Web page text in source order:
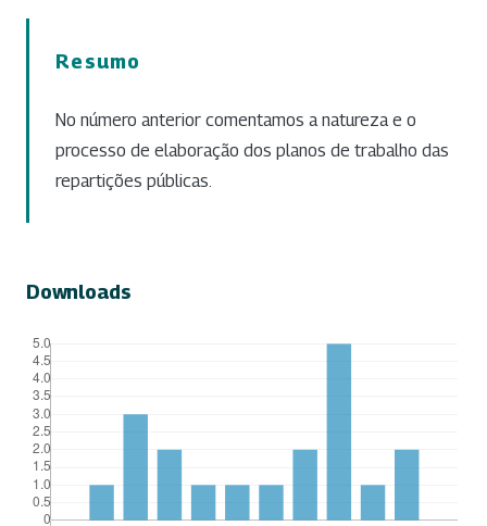
Resumo
No número anterior comentamos a natureza e o
processo de elaboração dos planos de trabalho das
repartições públicas.
Downloads